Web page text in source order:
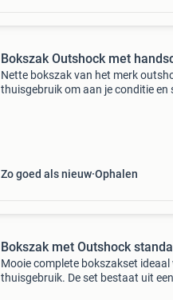
Bokszak Outshock met
Nette bokszak van het merk
thuisgebruik om aan je conditie
Zo goed als nieuw Ophalen
Bokszak met Outshock
Mooie complete bokszakset ideaal
thuisgebruik. De set bestaat uit